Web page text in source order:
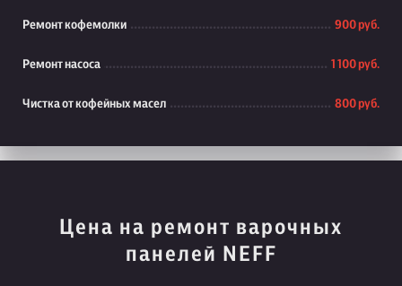
Ремонт кофемолки 900 руб.
Ремонт насоса 1 100 руб.
Чистка от кофейных масел 800 руб.
Цена на ремонт варочных
панелей NEFF